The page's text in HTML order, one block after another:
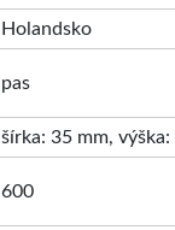
Holandsko
pas
šírka: 35 mm,
600